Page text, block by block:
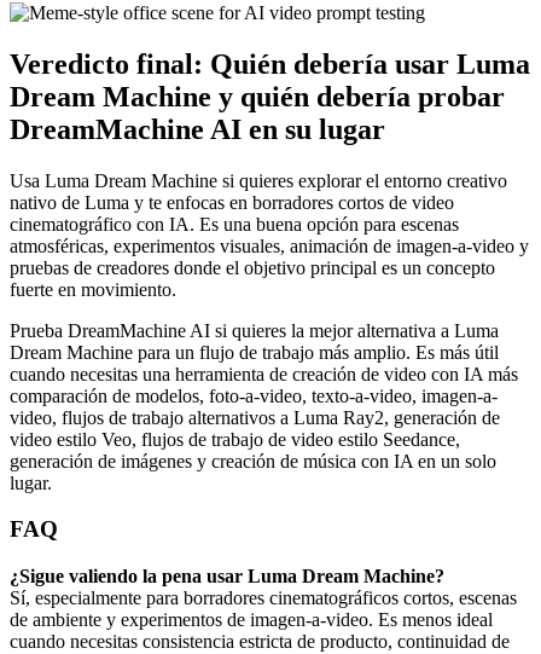
Veredicto final: Quién debería usar Luma
Dream Machine y quién debería probar
DreamMachine AI en su lugar
Usa Luma Dream Machine si quieres explorar el entorno creativo
nativo de Luma y te enfocas en borradores cortos de video
cinematográfico con IA. Es una buena opción para escenas
atmosféricas, experimentos visuales, animación de imagen-a-video y
pruebas de creadores donde el objetivo principal es un concepto
fuerte en movimiento.
Prueba DreamMachine AI si quieres la mejor alternativa a Luma
Dream Machine para un flujo de trabajo más amplio. Es más útil
cuando necesitas una herramienta de creación de video con IA más
comparación de modelos, foto-a-video, texto-a-video, imagen-a-
video, flujos de trabajo alternativos a Luma Ray2, generación de
video estilo Veo, flujos de trabajo de video estilo Seedance,
generación de imágenes y creación de música con IA en un solo
lugar.
FAQ
¿Sigue valiendo la pena usar Luma Dream Machine?
Sí, especialmente para borradores cinematográficos cortos, escenas
de ambiente y experimentos de imagen-a-video. Es menos ideal
cuando necesitas consistencia estricta de producto, continuidad de